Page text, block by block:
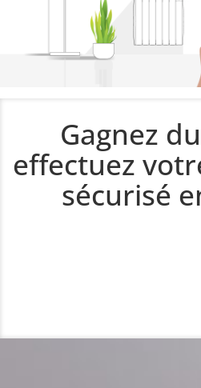
Gagnez
effectuez
sécurisé